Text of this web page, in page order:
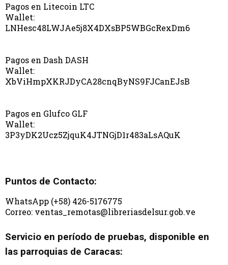
Pagos en Litecoin LTC
Wallet:
LNHesc48LWJAe5j8X4DXsBP5WBGcRexDm6
Pagos en Dash DASH
Wallet:
XbViHmpXKRJDyCA28cnqByNS9FJCanEJsB
Pagos en Glufco GLF
Wallet:
3P3yDK2Ucz5ZjquK4JTNGjD1r483aLsAQuK
Puntos de Contacto:
WhatsApp (+58) 426-5176775
Correo: ventas_remotas@libreriasdelsur.gob.ve
Servicio en período de pruebas, disponible en
las parroquias de Caracas: